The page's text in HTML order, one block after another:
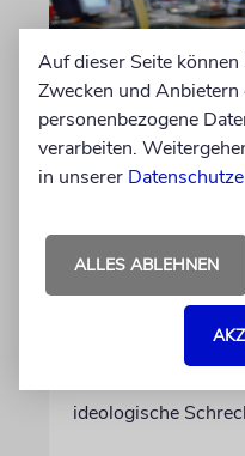
FRANKREICH
Judenhass
Nach 41 Jahren
Journalist Jean
Tageszeitung
einen »entfesselten
ideologische
Auf dieser Seite
Zwecken und Anbietern
personenbezogene
verarbeiten.
in unserer
ALLES ABLEHNEN